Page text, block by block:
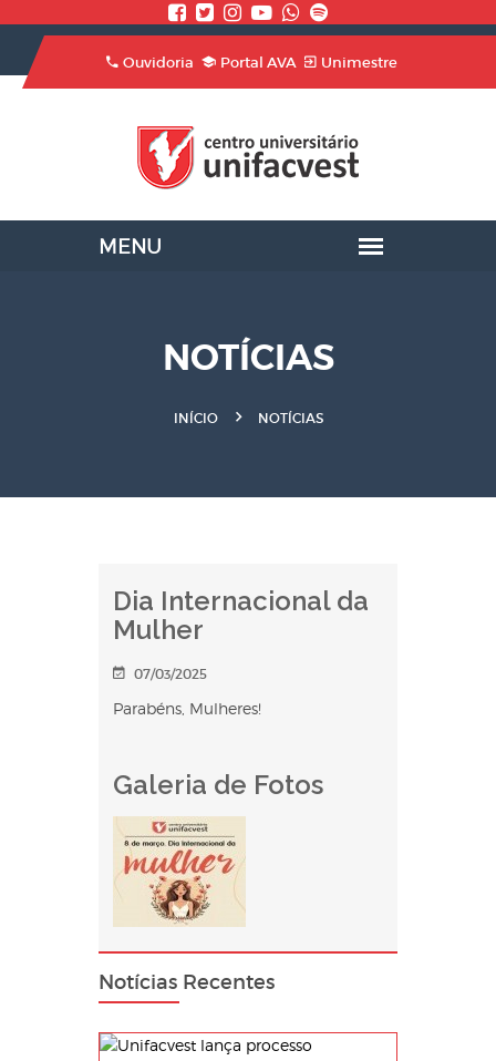
Ouvidoria Portal AVA Unimestre
NOTÍCIAS
INÍCIO NOTÍCIAS
Dia Internacional da
Mulher
07/03/2025
Parabéns, Mulheres!
Galeria de Fotos
Notícias Recentes